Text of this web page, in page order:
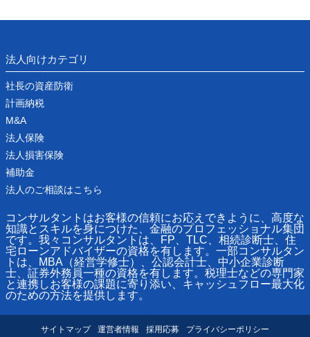
法人向けカテゴリ
社長の資産防衛
計画納税
M&A
法人保険
法人損害保険
補助金
法人のご相談はこちら
コンサルタントはお客様の信頼にお応えできように、高度な
知識とスキルを身につけた、金融のプロフェッショナル集団
です。我々コンサルタントは、FP、TLC、相続診断士、住
宅ローンアドバイザーの資格を有します。一部コンサルタン
トは、MBA（経営学修士）、公認会計士、中小企業診断
士、証券外務員一種の資格を有します。税理士などの専門家
と連携しお客様の課題に寄り添い、キャッシュフロー最大化
のための方法を提供します。
サイトマップ 運営者情報 採用応募 プライバシーポリシー